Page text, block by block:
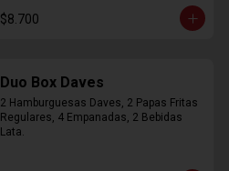
$8.700
Duo Box Daves
2 Hamburguesas Daves, 2 Papas Fritas
Regulares, 4 Empanadas, 2 Bebidas
Lata.